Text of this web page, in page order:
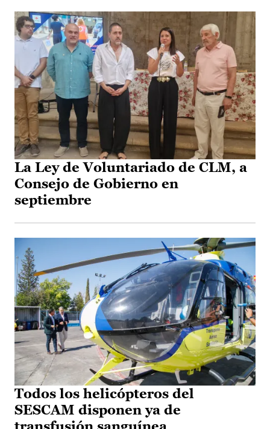
La Ley de Voluntariado de CLM, a
Consejo de Gobierno en
septiembre
Todos los helicópteros del
SESCAM disponen ya de